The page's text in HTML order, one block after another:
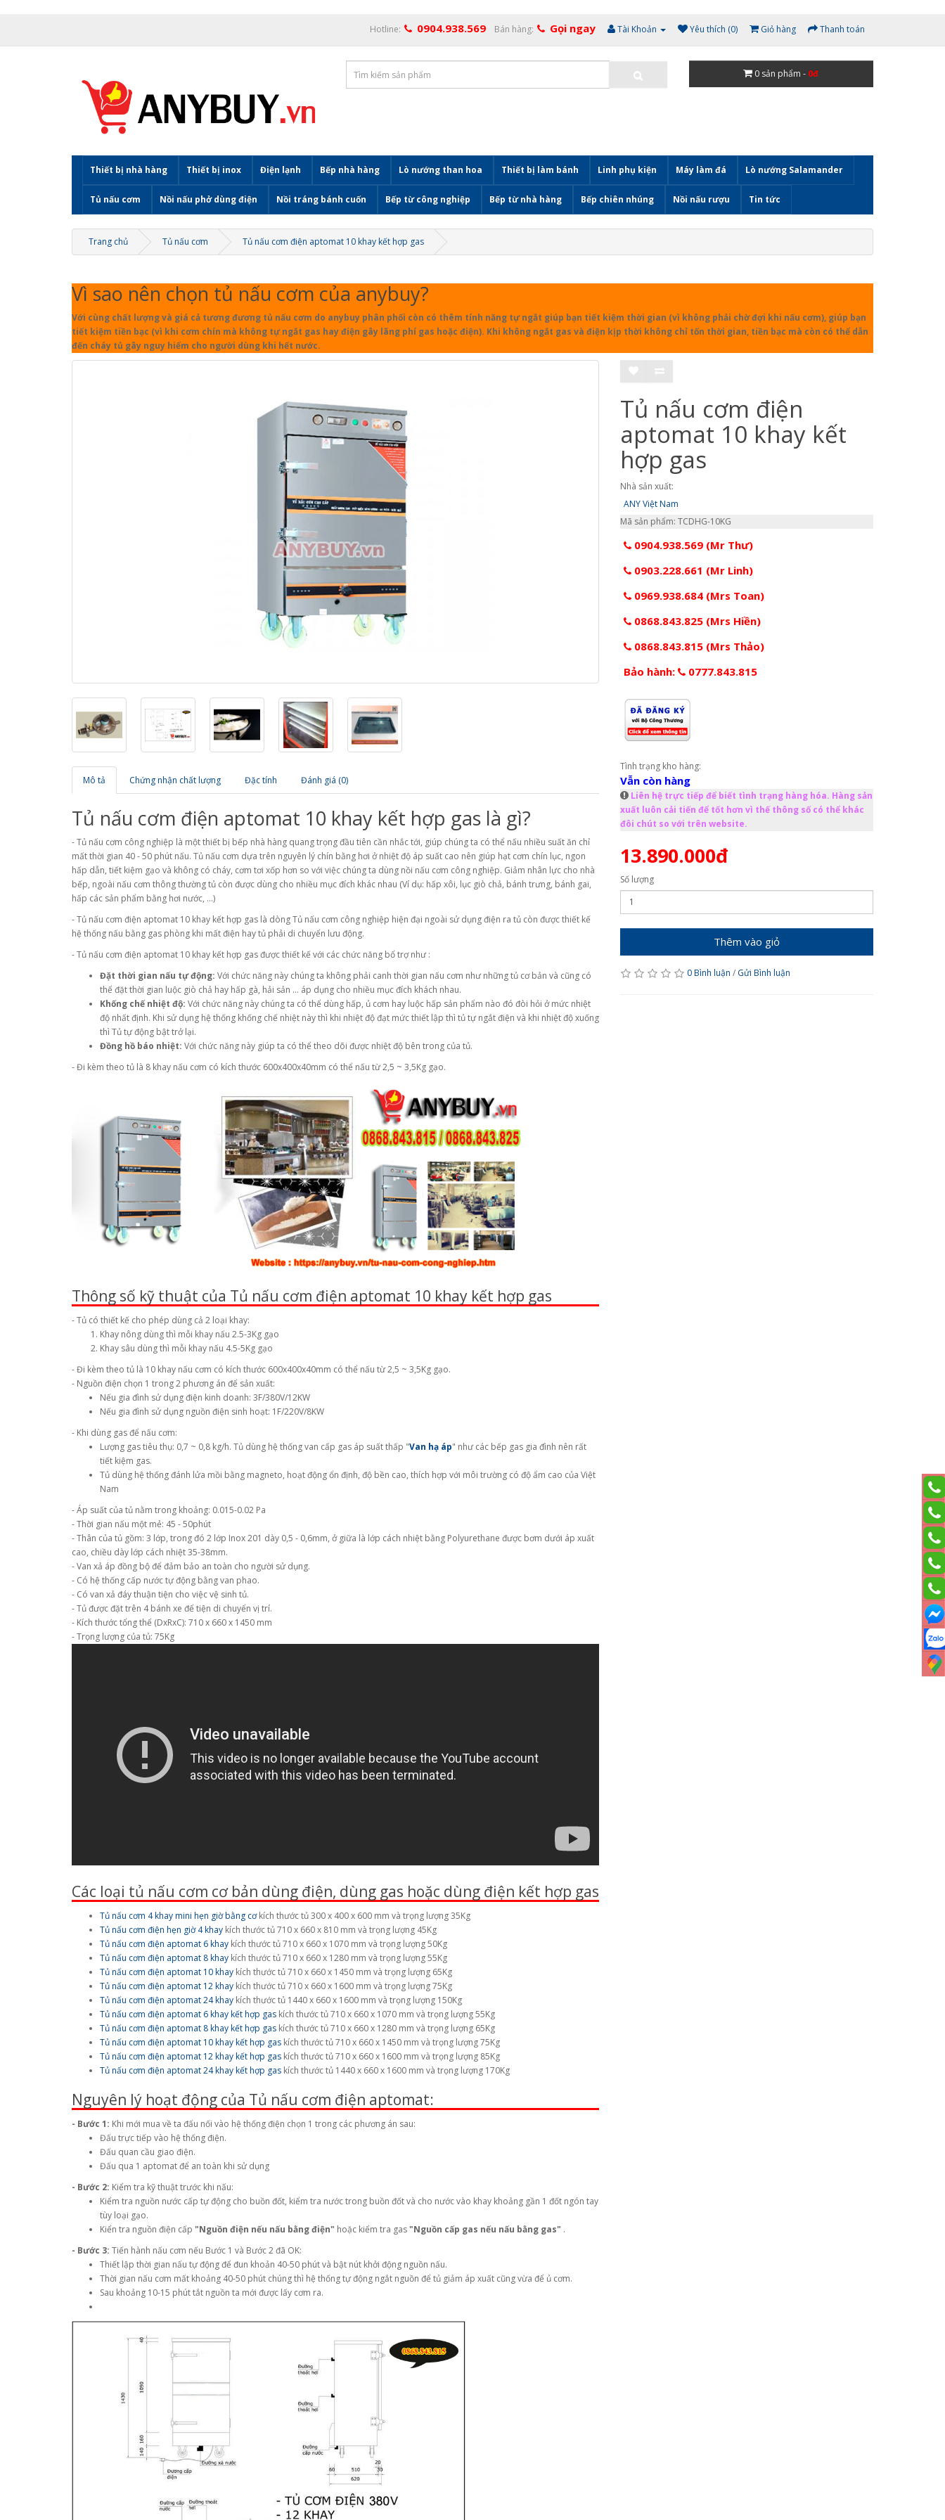
Hotline: 0904.938.569 Bán hàng: Gọi ngay Tài Khoản Yêu thích (0) Giỏ hàng Thanh toán
0 sản phẩm - 0đ
Thiết bị nhà hàng Thiết bị inox Điện lạnh Bếp nhà hàng Lò nướng than hoa Thiết bị làm bánh Linh phụ kiện Máy làm đá Lò nướng Salamander
Tủ nấu cơm Nồi nấu phở dùng điện Nồi tráng bánh cuốn Bếp từ công nghiệp Bếp từ nhà hàng Bếp chiên nhúng Nồi nấu rượu Tin tức
Trang chủ Tủ nấu cơm Tủ nấu cơm điện aptomat 10 khay kết hợp gas
Vì sao nên chọn tủ nấu cơm của anybuy?
Với cùng chất lượng và giá cả tương đương tủ nấu cơm do anybuy phân phối còn có thêm tính năng tự ngắt giúp bạn tiết kiệm thời gian (vì không phải chờ đợi khi nấu cơm), giúp bạn
tiết kiệm tiền bạc (vì khi cơm chín mà không tự ngắt gas hay điện gây lãng phí gas hoặc điện). Khi không ngắt gas và điện kịp thời không chỉ tốn thời gian, tiền bạc mà còn có thể dẫn
đến cháy tủ gây nguy hiểm cho người dùng khi hết nước.
Mô tả Chứng nhận chất lượng Đặc tính Đánh giá (0)
Tủ nấu cơm điện aptomat 10 khay kết hợp gas là gì?
- Tủ nấu cơm công nghiệp là một thiết bị bếp nhà hàng quang trọng đầu tiên cần nhắc tới, giúp chúng ta có thể nấu nhiều suất ăn chỉ
mất thời gian 40 - 50 phút nấu. Tủ nấu cơm dựa trên nguyên lý chín bằng hơi ở nhiệt độ áp suất cao nên giúp hạt cơm chín lục, ngon
hấp dẫn, tiết kiệm gạo và không có cháy, cơm tơi xốp hơn so với việc chúng ta dùng nồi nấu cơm công nghiệp. Giảm nhân lực cho nhà
bếp, ngoài nấu cơm thông thường tủ còn được dùng cho nhiều mục đích khác nhau (Ví dụ: hấp xôi, lục giò chả, bánh trưng, bánh gai,
hấp các sản phẩm bằng hơi nước, ...)
- Tủ nấu cơm điện aptomat 10 khay kết hợp gas là dòng Tủ nấu cơm công nghiệp hiện đại ngoài sử dụng điện ra tủ còn được thiết kế
hệ thống nấu bằng gas phòng khi mất điện hay tủ phải di chuyển lưu động.
- Tủ nấu cơm điện aptomat 10 khay kết hợp gas được thiết kế với các chức năng bổ trợ như :
Đặt thời gian nấu tự động: Với chức năng này chúng ta không phải canh thời gian nấu cơm như những tủ cơ bản và cũng có
thể đặt thời gian luộc giò chả hay hấp gà, hải sản ... áp dụng cho nhiều mục đích khách nhau.
Khống chế nhiệt độ: Với chức năng này chúng ta có thể dùng hấp, ủ cơm hay luộc hấp sản phẩm nào đó đòi hỏi ở mức nhiệt
độ nhất định. Khi sử dụng hệ thống khống chế nhiệt này thì khi nhiệt độ đạt mức thiết lập thì tủ tự ngắt điện và khi nhiệt độ xuống
thì Tủ tự động bật trở lại.
Đồng hồ báo nhiệt: Với chức năng này giúp ta có thể theo dõi được nhiệt độ bên trong của tủ.
- Đi kèm theo tủ là 8 khay nấu cơm có kích thước 600x400x40mm có thể nấu từ 2,5 ~ 3,5Kg gạo.
Thông số kỹ thuật của Tủ nấu cơm điện aptomat 10 khay kết hợp gas
- Tủ có thiết kế cho phép dùng cả 2 loại khay:
Khay nông dùng thì mỗi khay nấu 2.5-3Kg gạo
Khay sâu dùng thì mỗi khay nấu 4.5-5Kg gạo
- Đi kèm theo tủ là 10 khay nấu cơm có kích thước 600x400x40mm có thể nấu từ 2,5 ~ 3,5Kg gạo.
- Nguồn điện chọn 1 trong 2 phương án để sản xuất:
Nếu gia đình sử dụng điện kinh doanh: 3F/380V/12KW
Nếu gia đình sử dụng nguồn điện sinh hoạt: 1F/220V/8KW
- Khi dùng gas để nấu cơm:
Lượng gas tiêu thụ: 0,7 ~ 0,8 kg/h. Tủ dùng hệ thống van cấp gas áp suất thấp "Van hạ áp" như các bếp gas gia đình nên rất
tiết kiệm gas.
Tủ dùng hệ thống đánh lửa mồi bằng magneto, hoạt động ổn định, độ bền cao, thích hợp với môi trường có độ ẩm cao của Việt
Nam
- Áp suất của tủ nằm trong khoảng: 0.015-0.02 Pa
- Thời gian nấu một mẻ: 45 - 50phút
- Thân của tủ gồm: 3 lớp, trong đó 2 lớp Inox 201 dày 0,5 - 0,6mm, ở giữa là lớp cách nhiệt bằng Polyurethane được bơm dưới áp xuất
cao, chiều dày lớp cách nhiệt 35-38mm.
- Van xả áp đồng bộ để đảm bảo an toàn cho người sử dụng.
- Có hệ thống cấp nước tự động bằng van phao.
- Có van xả đáy thuận tiện cho việc vệ sinh tủ.
- Tủ được đặt trên 4 bánh xe để tiện di chuyển vị trí.
- Kích thước tổng thể (DxRxC): 710 x 660 x 1450 mm
- Trọng lượng của tủ: 75Kg
Các loại tủ nấu cơm cơ bản dùng điện, dùng gas hoặc dùng điện kết hợp gas
Tủ nấu cơm 4 khay mini hẹn giờ bằng cơkích thước tủ 300 x 400 x 600 mm và trọng lượng 35Kg
Tủ nấu cơm điện hẹn giờ 4 khay kích thước tủ 710 x 660 x 810 mm và trọng lượng 45Kg
Tủ nấu cơm điện aptomat 6 khay kích thước tủ 710 x 660 x 1070 mm và trọng lượng 50Kg
Tủ nấu cơm điện aptomat 8 khay kích thước tủ 710 x 660 x 1280 mm và trọng lượng 55Kg
Tủ nấu cơm điện aptomat 10 khay kích thước tủ 710 x 660 x 1450 mm và trọng lượng 65Kg
Tủ nấu cơm điện aptomat 12 khay kích thước tủ 710 x 660 x 1600 mm và trọng lượng 75Kg
Tủ nấu cơm điện aptomat 24 khay kích thước tủ 1440 x 660 x 1600 mm và trọng lượng 150Kg
Tủ nấu cơm điện aptomat 6 khay kết hợp gas kích thước tủ 710 x 660 x 1070 mm và trọng lượng 55Kg
Tủ nấu cơm điện aptomat 8 khay kết hợp gas kích thước tủ 710 x 660 x 1280 mm và trọng lượng 65Kg
Tủ nấu cơm điện aptomat 10 khay kết hợp gas kích thước tủ 710 x 660 x 1450 mm và trọng lượng 75Kg
Tủ nấu cơm điện aptomat 12 khay kết hợp gas kích thước tủ 710 x 660 x 1600 mm và trọng lượng 85Kg
Tủ nấu cơm điện aptomat 24 khay kết hợp gas kích thước tủ 1440 x 660 x 1600 mm và trọng lượng 170Kg
Nguyên lý hoạt động của Tủ nấu cơm điện aptomat:
- Bước 1: Khi mới mua về ta đấu nối vào hệ thống điện chọn 1 trong các phương án sau:
Đấu trực tiếp vào hệ thống điện.
Đấu quan cầu giao điện.
Đấu qua 1 aptomat để an toàn khi sử dụng
- Bước 2: Kiểm tra kỹ thuật trước khi nấu:
Kiểm tra nguồn nước cấp tự động cho buồn đốt, kiểm tra nước trong buồn đốt và cho nước vào khay khoảng gần 1 đốt ngón tay
tùy loại gạo.
Kiển tra nguồn điện cấp "Nguồn điện nếu nấu bằng điện" hoặc kiểm tra gas"Nguồn cấp gas nếu nấu bằng gas" .
- Bước 3: Tiến hành nấu cơm nếu Bước 1 và Bước 2 đã OK:
Thiết lập thời gian nấu tự động để đun khoản 40-50 phút và bật nút khởi động nguồn nấu.
Thời gian nấu cơm mất khoảng 40-50 phút chúng thì hệ thống tự động ngắt nguồn để tủ giảm áp xuất cũng vừa để ủ cơm.
Sau khoảng 10-15 phút tắt nguồn ta mới được lấy cơm ra.
Tủ nấu cơm điện
aptomat 10 khay kết
hợp gas
Nhà sản xuất:
ANY Việt Nam
Mã sản phẩm: TCDHG-10KG
0904.938.569 (Mr Thư)
0903.228.661 (Mr Linh)
0969.938.684 (Mrs Toan)
0868.843.825 (Mrs Hiền)
0868.843.815 (Mrs Thảo)
Bảo hành:
0777.843.815
Tình trạng kho hàng:
Vẫn còn hàng
Liên hệ trực tiếp để biết tình trạng hàng hóa. Hàng sản
xuất luôn cải tiến để tốt hơn vì thế thông số có thể khác
đôi chút so với trên website.
13.890.000đ
Số lượng
Thêm vào giỏ
0 Bình luận / Gửi Bình luận